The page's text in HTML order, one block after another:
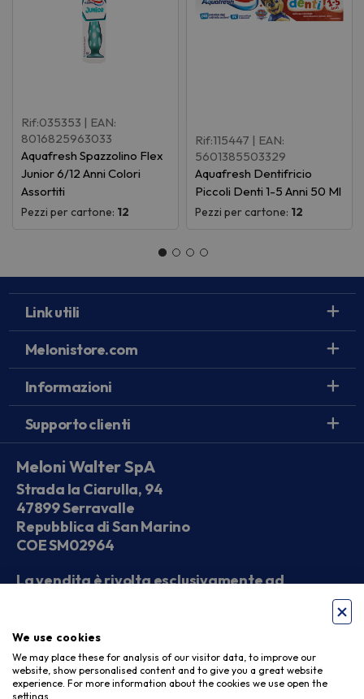
Rif:035353 | EAN:
8016825963033
Aquafresh Spazzolino Flex
Junior 6/12 Anni Colori
Assortiti
Pezzi per cartone: 12
Rif:115447 | EAN:
5601385503329
Aquafresh Dentifricio
Piccoli Denti 1-5 Anni 50 Ml
Pezzi per cartone: 12
Link utili
Melonistore.com
Informazioni
Supporto clienti
Meloni Walter SpA
Strada la Ciarulla, 94
47899 Serravalle
Repubblica di San Marino
COE SM02964
La vendita è rivolta esclusivamente ad
Seguici sui social
We use cookies
We may place these for analysis of our visitor data, to improve our
website, show personalised content and to give you a great website
experience. For more information about the cookies we use open the
settings.